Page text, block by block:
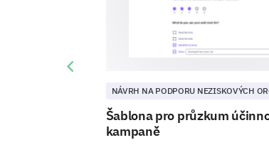
NÁVRH NA PODPORU NEZISKOVÝCH
Šablona pro průzkum
kampaně
Previous slide